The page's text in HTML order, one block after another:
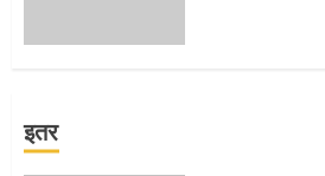
इतर